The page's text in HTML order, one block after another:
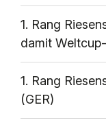
1. Rang
damit
1. Rang
(GER)